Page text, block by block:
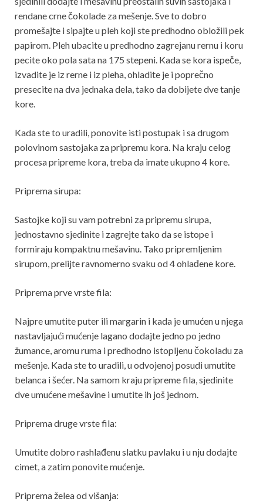
rendane crne čokolade za mešenje. Sve to dobro
promešajte i sipajte u pleh koji ste predhodno obložili pek
papirom. Pleh ubacite u predhodno zagrejanu rernu i koru
pecite oko pola sata na 175 stepeni. Kada se kora ispeče,
izvadite je iz rerne i iz pleha, ohladite je i poprečno
presecite na dva jednaka dela, tako da dobijete dve tanje
kore.
Kada ste to uradili, ponovite isti postupak i sa drugom
polovinom sastojaka za pripremu kora. Na kraju celog
procesa pripreme kora, treba da imate ukupno 4 kore.
Priprema sirupa:
Sastojke koji su vam potrebni za pripremu sirupa,
jednostavno sjedinite i zagrejte tako da se istope i
formiraju kompaktnu mešavinu. Tako pripremljenim
sirupom, prelijte ravnomerno svaku od 4 ohlađene kore.
Priprema prve vrste fila:
Najpre umutite puter ili margarin i kada je umućen u njega
nastavljajući mućenje lagano dodajte jedno po jedno
žumance, aromu ruma i predhodno istopljenu čokoladu za
mešenje. Kada ste to uradili, u odvojenoj posudi umutite
belanca i šećer. Na samom kraju pripreme fila, sjedinite
dve umućene mešavine i umutite ih još jednom.
Priprema druge vrste fila:
Umutite dobro rashlađenu slatku pavlaku i u nju dodajte
cimet, a zatim ponovite mućenje.
Priprema želea od višanja: